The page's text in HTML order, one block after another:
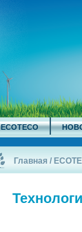
ECOTECO
Главная /